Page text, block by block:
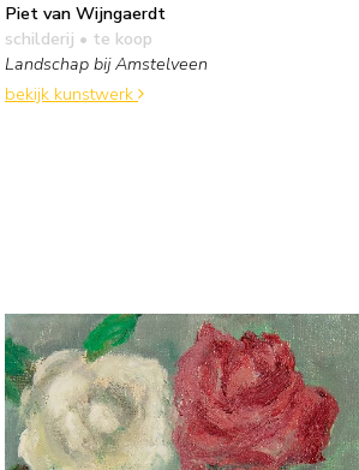
Piet van Wijngaerdt
schilderij • te koop
Landschap bij Amstelveen
bekijk kunstwerk